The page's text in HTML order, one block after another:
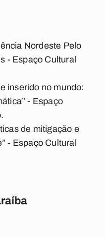
Nordeste Pelo
- Espaço Cultural
inserido no mundo:
- Espaço
de mitigação e
- Espaço Cultural